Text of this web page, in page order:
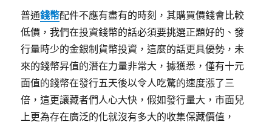
普通錢幣配件不應有盡有的時刻，其購買價錢會比較
低價，我們在投資錢幣的話必須要挑選正題好的、發
行量時少的金銀制貨幣投資，這麼的話更具優勢，未
來的錢幣昇值的潛在力量非常大，據獲悉，僅有十元
面值的錢幣在發行五天後以令人吃驚的速度漲了三
倍，這更讓藏者們人心大快，假如發行量大，市面兒
上更為存在廣泛的化就沒有多大的收集保藏價值，